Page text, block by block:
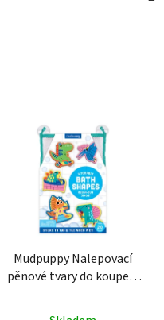
Mudpuppy Nalepovací
pěnové tvary do koupele